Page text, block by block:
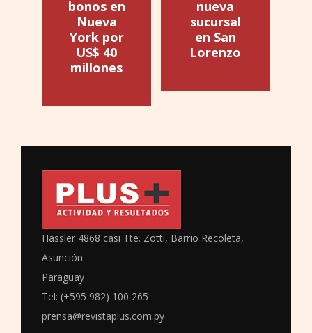
bonos en
Nueva
York por
US$ 40
millones
nueva
sucursal
en San
Lorenzo
Hassler 4868 casi Tte. Zotti, Barrio Recoleta,
Asunción
Paraguay
Tel: (+595 982) 100 265
prensa@revistaplus.com.py